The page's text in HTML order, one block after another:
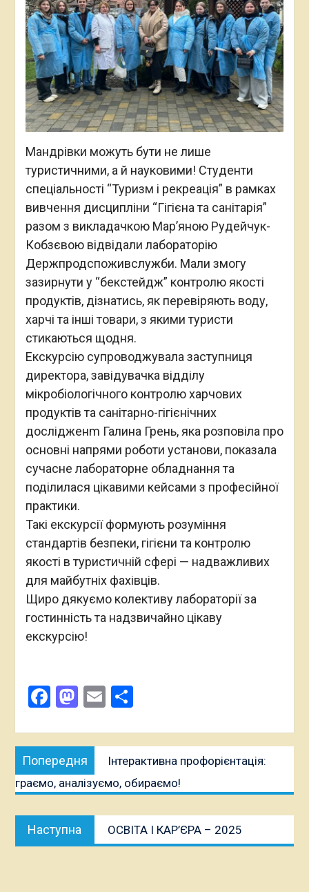
Мандрівки можуть бути не лише
туристичними, а й науковими! Cтуденти
спеціальності “Туризм і рекреація” в рамках
вивчення дисципліни “Гігієна та санітарія”
разом з викладачкою Марʼяною Рудейчук-
Кобзєвою відвідали лабораторію
Держпродспоживслужби. Мали змогу
зазирнути у “бекстейдж” контролю якості
продуктів, дізнатись, як перевіряють воду,
харчі та інші товари, з якими туристи
стикаються щодня.
Екскурсію супроводжувала заступниця
директора, завідувачка відділу
мікробіологічного контролю харчових
продуктів та санітарно-гігієнічних
дослідженm Галина Грень, яка розповіла про
основні напрями роботи установи, показала
сучасне лабораторне обладнання та
поділилася цікавими кейсами з професійної
практики.
Такі екскурсії формують розуміння
стандартів безпеки, гігієни та контролю
якості в туристичній сфері — надважливих
для майбутніх фахівців.
Щиро дякуємо колективу лабораторії за
гостинність та надзвичайно цікаву
екскурсію!
Facebook
Mastodon
EmailПоділитися
Навігація
записів
Попередня
публікація:
Інтерактивна профорієнтація:
граємо, аналізуємо, обираємо!
Наступна
публікація:
ОСВІТА І КАР’ЄРА – 2025